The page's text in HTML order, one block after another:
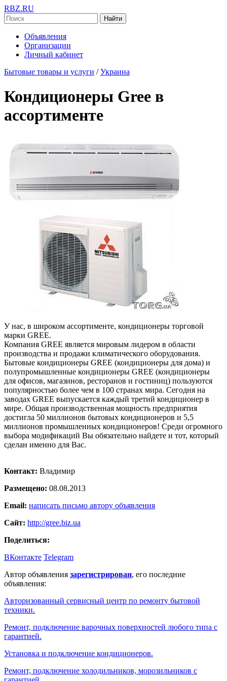
RBZ.RU
Найти
Объявления
Организации
Личный кабинет
Бытовые товары и услуги / Украина
Кондиционеры Gree в
ассортименте
У нас, в широком ассортименте, кондиционеры торговой
марки GREE.
Компания GREE является мировым лидером в области
производства и продажи климатического оборудования.
Бытовые кондиционеры GREE (кондиционеры для дома) и
полупромышленные кондиционеры GREE (кондиционеры
для офисов, магазинов, ресторанов и гостиниц) пользуются
популярностью более чем в 100 странах мира. Сегодня на
заводах GREE выпускается каждый третий кондиционер в
мире. Общая производственная мощность предприятия
достигла 50 миллионов бытовых кондиционеров и 5,5
миллионов промышленных кондиционеров! Среди огромного
выбора модификаций Вы обязательно найдете и тот, который
сделан именно для Вас.
Контакт: Владимир
Размещено: 08.08.2013
Email: написать письмо автору объявления
Сайт: http://gree.biz.ua
Поделиться:
ВКонтакте Telegram
Автор объявления зарегистрирован, его последние
объявления:
Авторизованный сервисный центр по ремонту бытовой
техники.
Ремонт, подключение варочных поверхностей любого типа с
гарантией.
Установка и подключение кондиционеров.
Ремонт, подключение холодильников, морозильников с